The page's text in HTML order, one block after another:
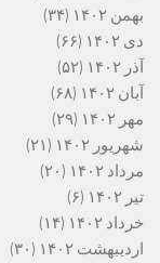
بهمن ۱۴۰۲
(۳۴)
دی ۱۴۰۲
(۶۶)
آذر ۱۴۰۲
(۵۲)
آبان ۱۴۰۲
(۶۸)
مهر ۱۴۰۲
(۲۹)
شهریور ۱۴۰۲
(۲۱)
مرداد ۱۴۰۲
(۲۰)
تیر ۱۴۰۲
(۶)
خرداد ۱۴۰۲
(۱۴)
اردیبهشت ۱۴۰۲
(۳۰)